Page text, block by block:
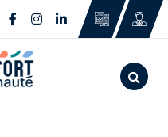
Lien vers le compte
Lien vers le compte
Lien vers le
Aller